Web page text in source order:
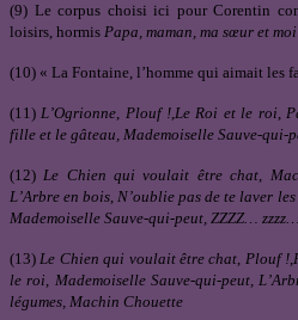
(9) Le corpus choisi ici pour Corentin
loisirs, hormis Papa, maman, ma sœur et moi
(10) « La Fontaine, l’homme qui aimait les
(11)L’Ogrionne, Plouf !,Le Roi et le roi,
fille et le gâteau, Mademoiselle Sauve-qui-
(12)Le Chien qui voulait être chat,
L’Arbre en bois,N’oublie pas de te laver
Mademoiselle Sauve-qui-peut, ZZZZ…
(13)Le Chien qui voulait être chat, Plouf !,
le roi, Mademoiselle Sauve-qui-peut,
légumes, Machin Chouette